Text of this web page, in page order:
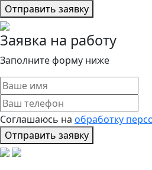
Отправить заявку
Заявка на работу
Заполните форму ниже
Соглашаюсь на обработку
Отправить заявку